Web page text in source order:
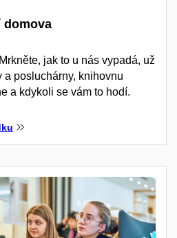
domova
jak to u nás vypadá, už
posluchárny, knihovnu
a kdykoli se vám to hodí.